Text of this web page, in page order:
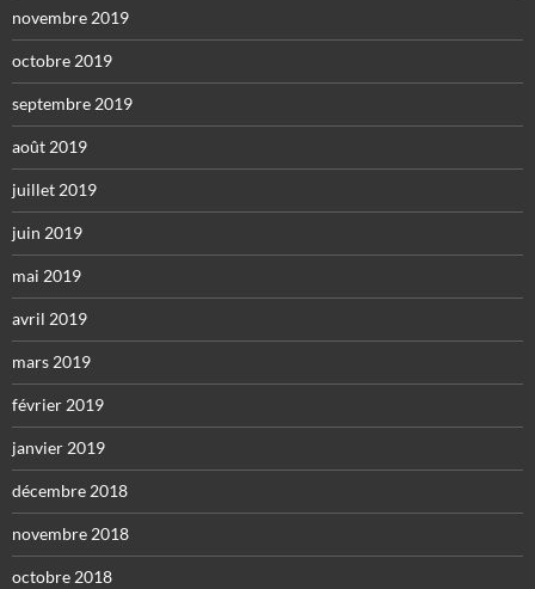
novembre 2019
octobre 2019
septembre 2019
août 2019
juillet 2019
juin 2019
mai 2019
avril 2019
mars 2019
février 2019
janvier 2019
décembre 2018
novembre 2018
octobre 2018